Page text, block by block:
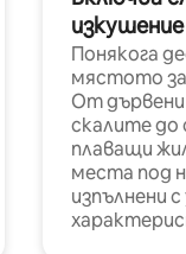
изкушение
Понякога
мястото
От дървени
скалите до
плаващи
места под
изпълнени